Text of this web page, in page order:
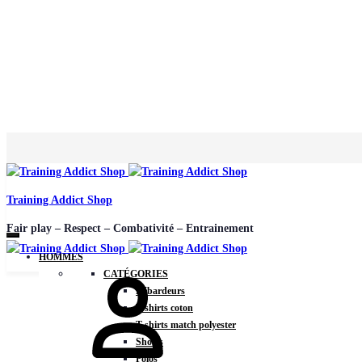
Training Addict Shop
Fair play – Respect – Combativité – Entrainement
HOMMES
CATÉGORIES
Débardeurs
T-shirts coton
T-shirts match polyester
Shorts
Polos